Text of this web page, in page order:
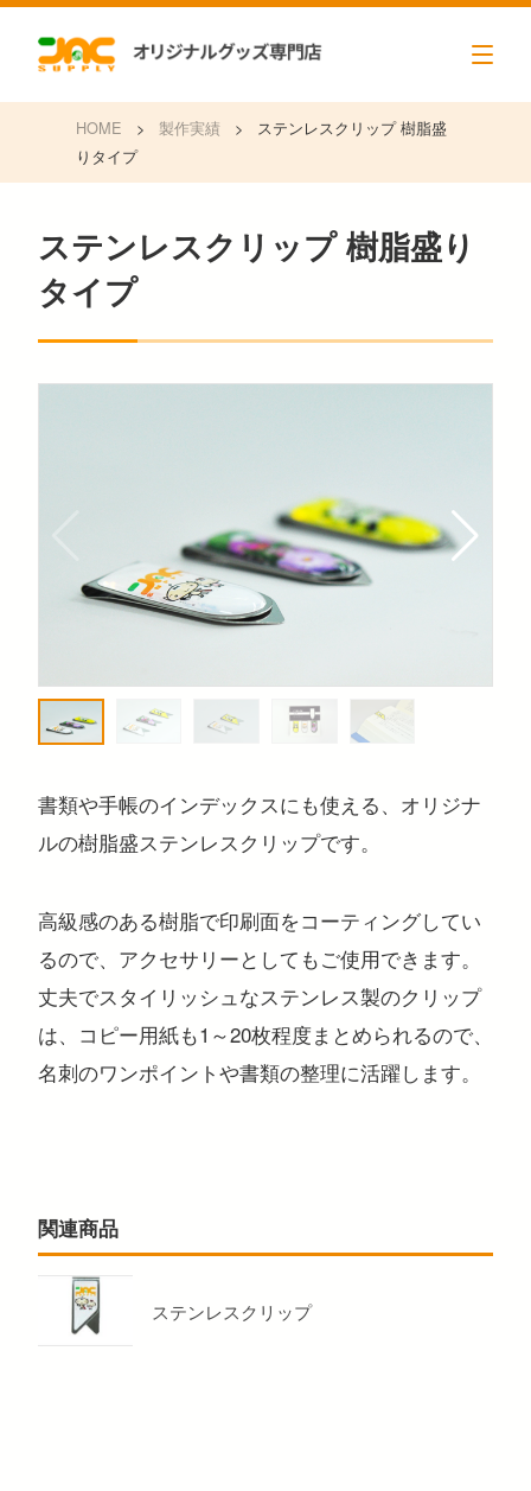
コンサートグッズ ペンライト フォンタブアクリルグッズ
キーホルダー アクリルスタンドアクリルパネル スマホスタンド
回転アクスタ着せ替えアクスタ ライトバングル
HOME > 製作実績 >
ステンレスクリップ 樹脂盛
りタイプ
ステンレスクリップ 樹脂盛り
タイプ
書類や手帳のインデックスにも使える、オリジナ
ルの樹脂盛ステンレスクリップです。
高級感のある樹脂で印刷面をコーティングしてい
るので、アクセサリーとしてもご使用できます。
丈夫でスタイリッシュなステンレス製のクリップ
は、コピー用紙も1～20枚程度まとめられるので、
名刺のワンポイントや書類の整理に活躍します。
関連商品
ステンレスクリップ